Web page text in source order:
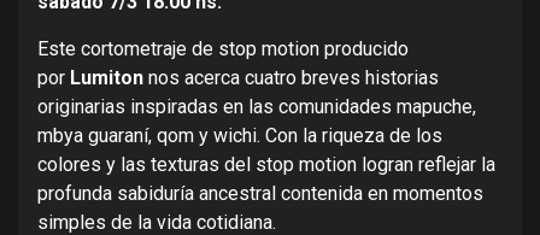
Este cortometraje de stop motion producido
por Lumiton nos acerca cuatro breves historias
originarias inspiradas en las comunidades mapuche,
mbya guaraní, qom y wichi. Con la riqueza de los
colores y las texturas del stop motion logran reflejar la
profunda sabiduría ancestral contenida en momentos
simples de la vida cotidiana.